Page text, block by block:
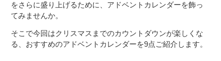
妊娠中期
出産
をさらに盛り上げるために、アドベントカレンダーを飾っ
てみませんか。
そこで今回はクリスマスまでのカウントダウンが楽しくな
る、おすすめのアドベントカレンダーを9点ご紹介します。